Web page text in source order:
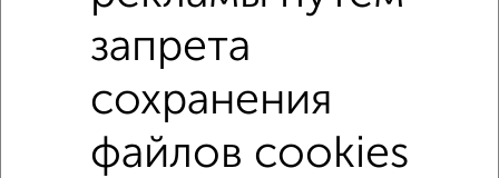
Цена до 12 000 в мес.
↑ НАВЕРХ К МЕНЮ
запрета
сохранения
файлов cookies